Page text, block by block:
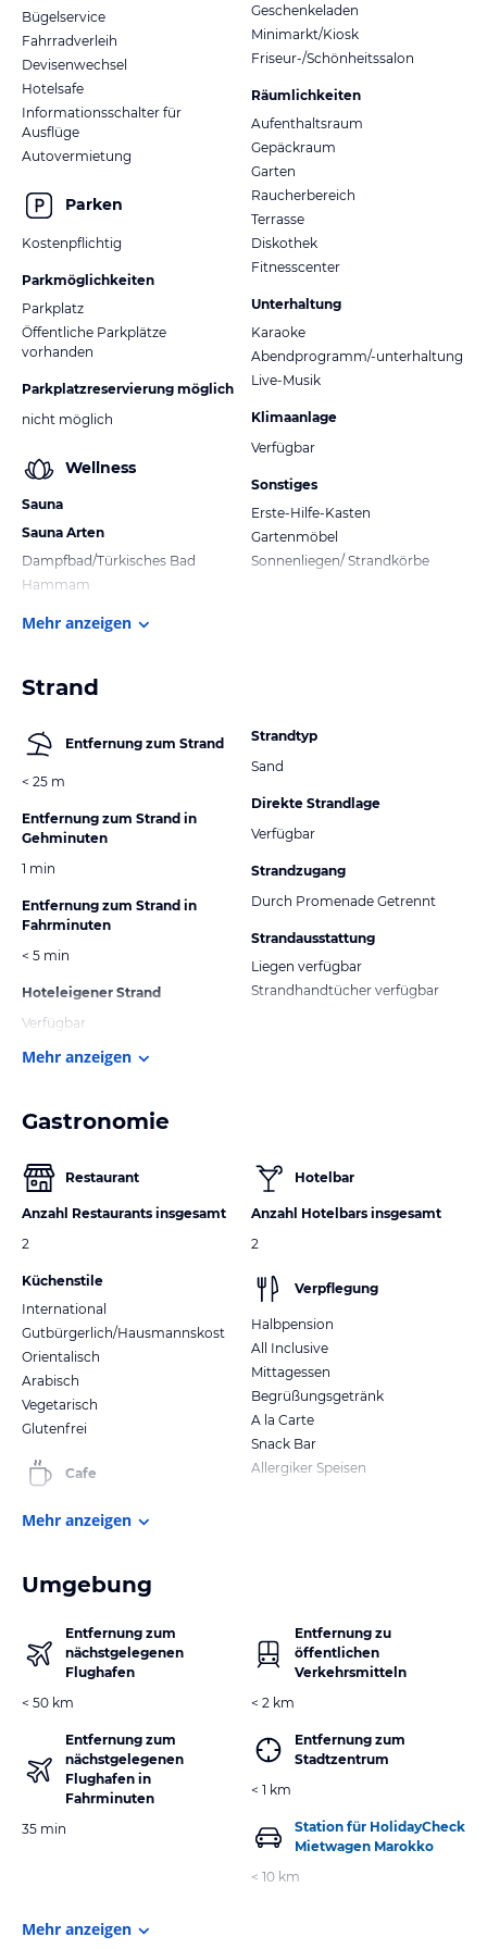
Bügelservice
Fahrradverleih
Devisenwechsel
Hotelsafe
Informationsschalter für
Ausflüge
Autovermietung
Parken
Kostenpflichtig
Parkmöglichkeiten
Parkplatz
Öffentliche Parkplätze
vorhanden
Parkplatzreservierung möglich
nicht möglich
Wellness
Sauna
Sauna Arten
Dampfbad/Türkisches Bad
Hammam
Geschenkeladen
Minimarkt/Kiosk
Friseur-/Schönheitssalon
Räumlichkeiten
Aufenthaltsraum
Gepäckraum
Garten
Raucherbereich
Terrasse
Diskothek
Fitnesscenter
Unterhaltung
Karaoke
Abendprogramm/-unterhaltung
Live-Musik
Klimaanlage
Verfügbar
Sonstiges
Erste-Hilfe-Kasten
Gartenmöbel
Sonnenliegen/ Strandkörbe
Mehr anzeigen
Strand
Entfernung zum Strand
< 25 m
Entfernung zum Strand in
Gehminuten
1 min
Entfernung zum Strand in
Fahrminuten
< 5 min
Hoteleigener Strand
Verfügbar
Strandtyp
Sand
Direkte Strandlage
Verfügbar
Strandzugang
Durch Promenade Getrennt
Strandausstattung
Liegen verfügbar
Strandhandtücher verfügbar
Mehr anzeigen
Gastronomie
Restaurant
Anzahl Restaurants insgesamt
2
Küchenstile
International
Gutbürgerlich/Hausmannskost
Orientalisch
Arabisch
Vegetarisch
Glutenfrei
Cafe
Hotelbar
Anzahl Hotelbars insgesamt
2
Verpflegung
Halbpension
All Inclusive
Mittagessen
Begrüßungsgetränk
A la Carte
Snack Bar
Allergiker Speisen
Mehr anzeigen
Umgebung
Entfernung zum
nächstgelegenen
Flughafen
< 50 km
Entfernung zum
nächstgelegenen
Flughafen in
Fahrminuten
35 min
Entfernung zu
öffentlichen
Verkehrsmitteln
< 2 km
Entfernung zum
Stadtzentrum
< 1 km
Station für HolidayCheck
Mietwagen Marokko
< 10 km
Mehr anzeigen